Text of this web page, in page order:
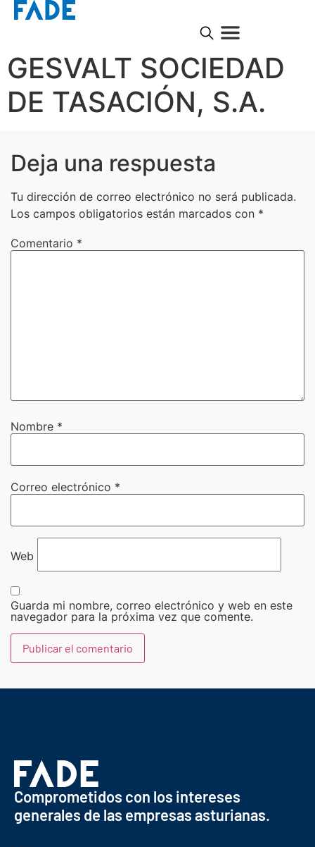
GESVALT SOCIEDAD
DE TASACIÓN, S.A.
Deja una respuesta
Tu dirección de correo electrónico no será publicada.
Los campos obligatorios están marcados con *
Comentario *
Nombre *
Correo electrónico *
Web
Guarda mi nombre, correo electrónico y web en este
navegador para la próxima vez que comente.
Comprometidos con los intereses
generales de las empresas asturianas.